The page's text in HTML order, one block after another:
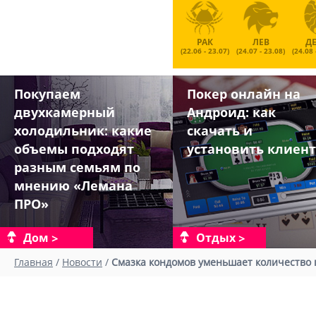
РАК
(22.06 - 23.07)
ЛЕВ
(24.07 - 23.08) (24.08
Покупаем
двухкамерный
холодильник: какие
объемы подходят
разным семьям по
мнению «Лемана
ПРО»
Дом
Покер онлайн на
Андроид: как
скачать и
установить
Отдых
Главная / Новости / Смазка кондомов уменьшает